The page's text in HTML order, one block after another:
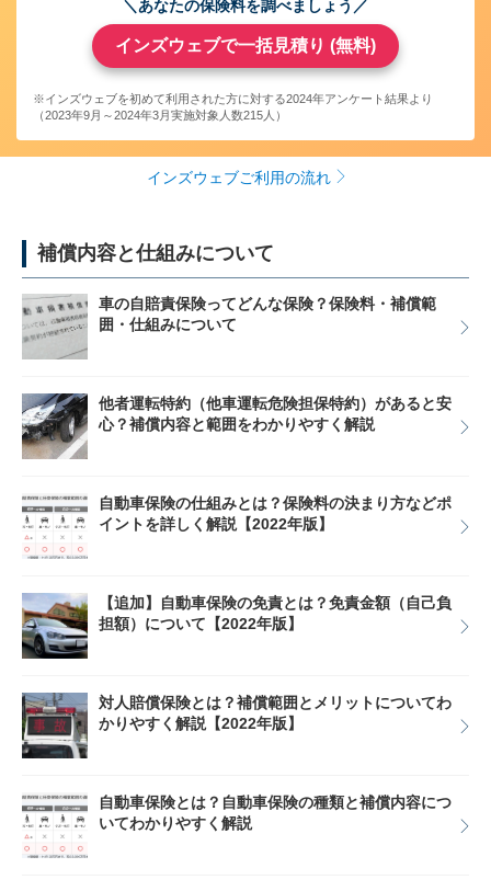
＼あなたの保険料を調べましょう／
インズウェブで一括見積り (無料)
※インズウェブを初めて利用された方に対する2024年アンケート結果より
（2023年9月～2024年3月実施対象人数215人）
インズウェブご利用の流れ
補償内容と仕組みについて
車の自賠責保険ってどんな保険？保険料・補償範
囲・仕組みについて
他者運転特約（他車運転危険担保特約）があると安
心？補償内容と範囲をわかりやすく解説
自動車保険の仕組みとは？保険料の決まり方などポ
イントを詳しく解説【2022年版】
【追加】自動車保険の免責とは？免責金額（自己負
担額）について【2022年版】
対人賠償保険とは？補償範囲とメリットについてわ
かりやすく解説【2022年版】
自動車保険とは？自動車保険の種類と補償内容につ
いてわかりやすく解説